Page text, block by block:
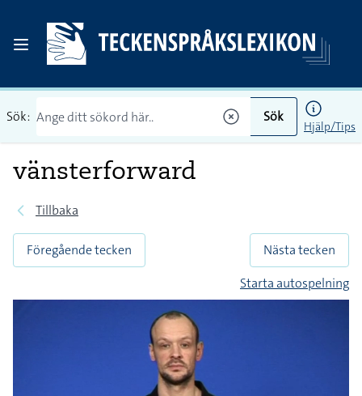
Sök: Sök
Hjälp/Tips
vänsterforward
Tillbaka
Föregående tecken
Nästa tecken
Starta autospelning